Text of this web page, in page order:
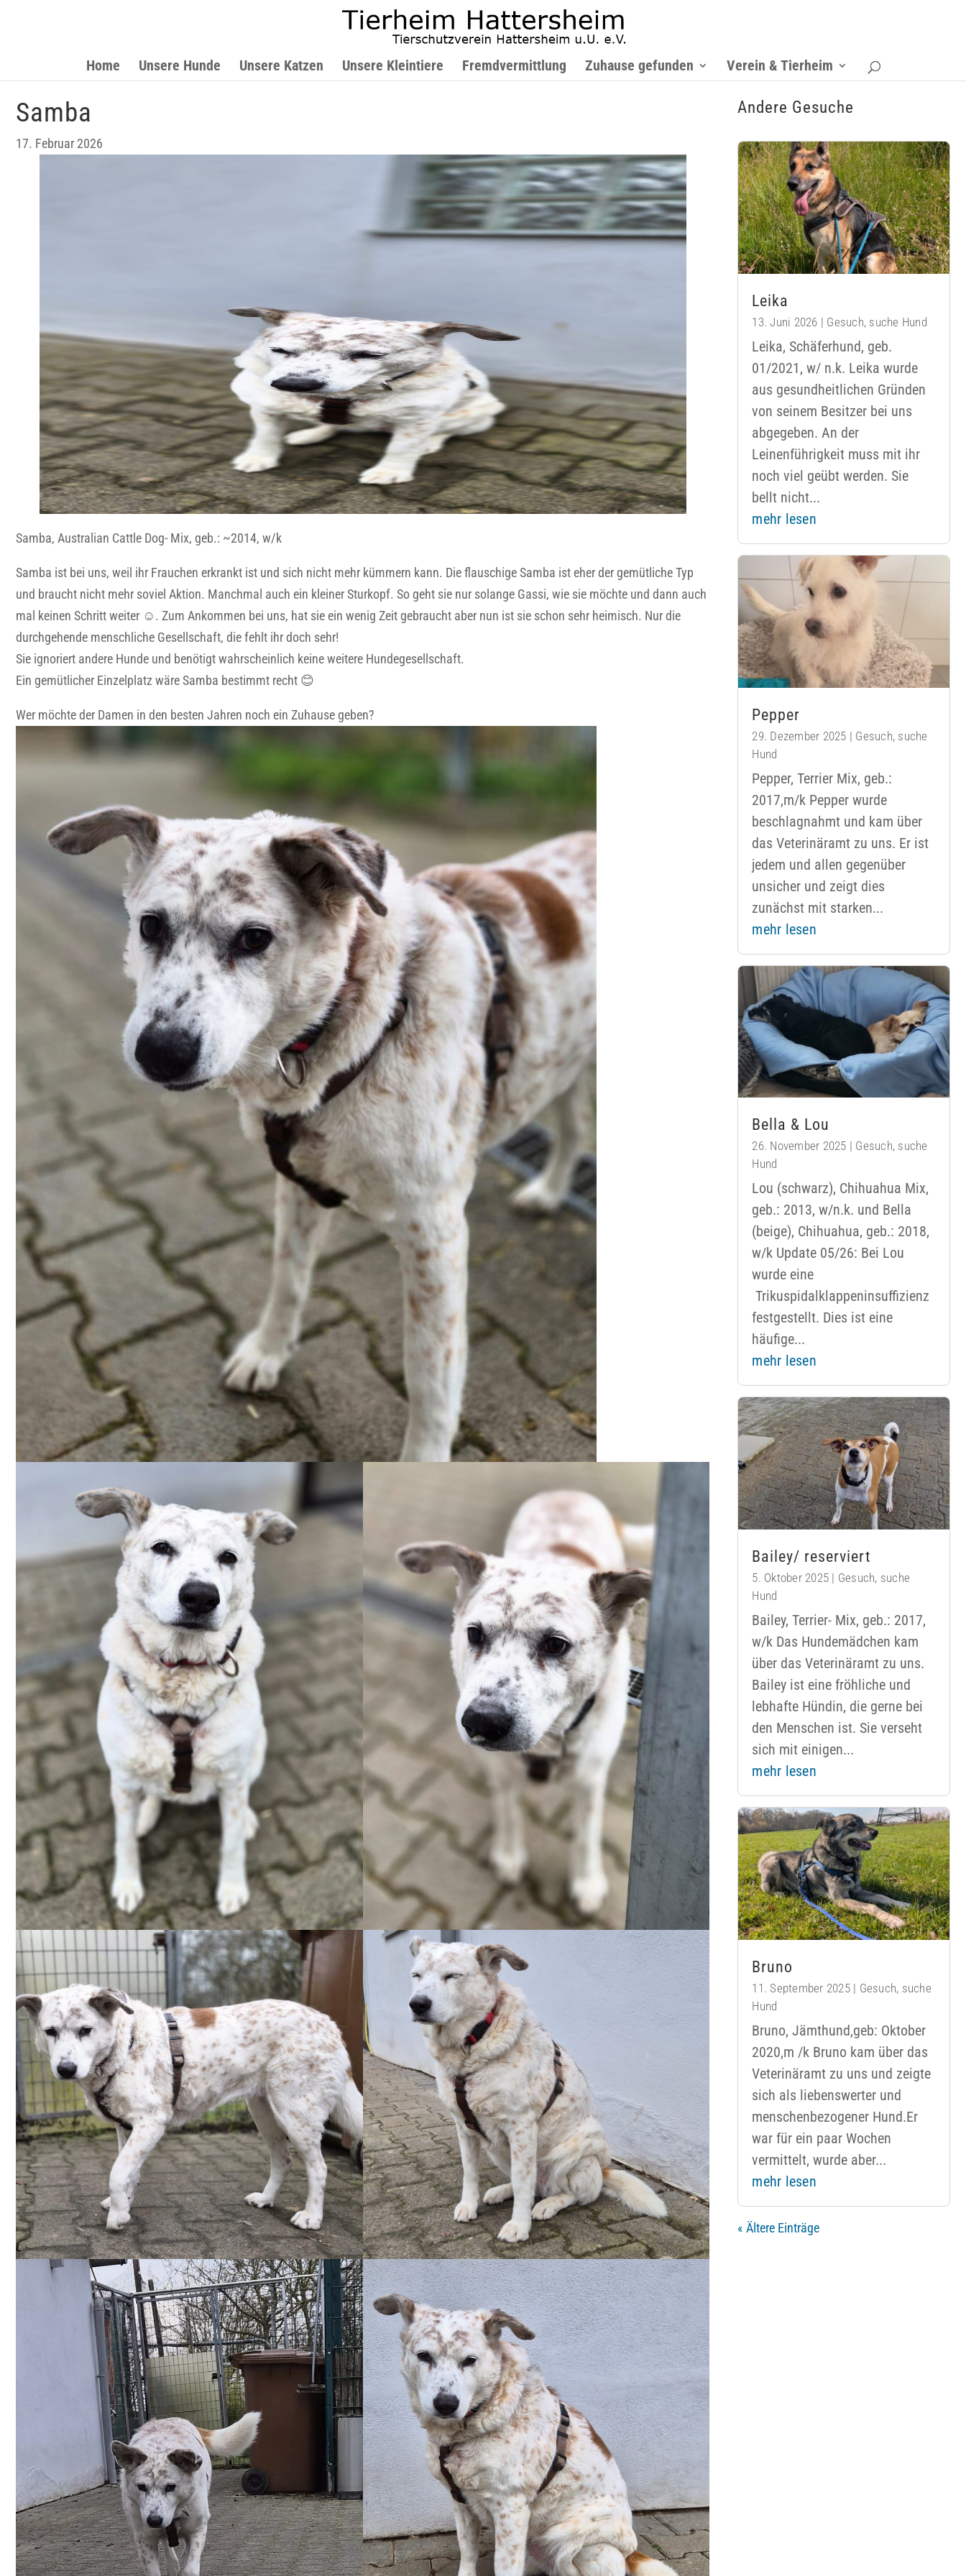
Home Unsere Hunde Unsere Katzen Unsere Kleintiere Fremdvermittlung Zuhause gefunden Verein & Tierheim
Samba
17. Februar 2026
Samba, Australian Cattle Dog- Mix, geb.: ~2014, w/k
Samba ist bei uns, weil ihr Frauchen erkrankt ist und sich nicht mehr kümmern kann. Die flauschige Samba ist eher der gemütliche Typ
und braucht nicht mehr soviel Aktion. Manchmal auch ein kleiner Sturkopf. So geht sie nur solange Gassi, wie sie möchte und dann auch
mal keinen Schritt weiter ☺️. Zum Ankommen bei uns, hat sie ein wenig Zeit gebraucht aber nun ist sie schon sehr heimisch. Nur die
durchgehende menschliche Gesellschaft, die fehlt ihr doch sehr!
Sie ignoriert andere Hunde und benötigt wahrscheinlich keine weitere Hundegesellschaft.
Ein gemütlicher Einzelplatz wäre Samba bestimmt recht 😊
Wer möchte der Damen in den besten Jahren noch ein Zuhause geben?
Andere Gesuche
Leika
13. Juni 2026 | Gesuch, suche Hund
Leika, Schäferhund, geb.
01/2021, w/ n.k. Leika wurde
aus gesundheitlichen Gründen
von seinem Besitzer bei uns
abgegeben. An der
Leinenführigkeit muss mit ihr
noch viel geübt werden. Sie
bellt nicht...
mehr lesen
Pepper
29. Dezember 2025 | Gesuch, suche
Hund
Pepper, Terrier Mix, geb.:
2017,m/k Pepper wurde
beschlagnahmt und kam über
das Veterinäramt zu uns. Er ist
jedem und allen gegenüber
unsicher und zeigt dies
zunächst mit starken...
mehr lesen
Bella & Lou
26. November 2025 | Gesuch, suche
Hund
Lou (schwarz), Chihuahua Mix,
geb.: 2013, w/n.k. und Bella
(beige), Chihuahua, geb.: 2018,
w/k Update 05/26: Bei Lou
wurde eine
Trikuspidalklappeninsuffizienz
festgestellt. Dies ist eine
häufige...
mehr lesen
Bailey/ reserviert
5. Oktober 2025 | Gesuch, suche
Hund
Bailey, Terrier- Mix, geb.: 2017,
w/k Das Hundemädchen kam
über das Veterinäramt zu uns.
Bailey ist eine fröhliche und
lebhafte Hündin, die gerne bei
den Menschen ist. Sie verseht
sich mit einigen...
mehr lesen
Bruno
11. September 2025| Gesuch, suche
Hund
Bruno, Jämthund,geb: Oktober
2020,m /k Bruno kam über das
Veterinäramt zu uns und zeigte
sich als liebenswerter und
menschenbezogener Hund.Er
war für ein paar Wochen
vermittelt, wurde aber...
mehr lesen
« Ältere Einträge